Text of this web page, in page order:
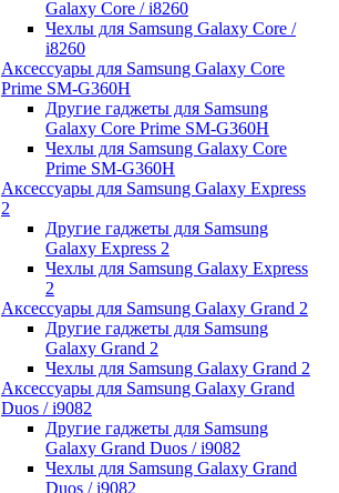
Galaxy Core / i8260
Чехлы для Samsung Galaxy Core /
i8260
Аксессуары для Samsung Galaxy Core
Prime SM-G360H
Другие гаджеты для Samsung
Galaxy Core Prime SM-G360H
Чехлы для Samsung Galaxy Core
Prime SM-G360H
Аксессуары для Samsung Galaxy Express
2
Другие гаджеты для Samsung
Galaxy Express 2
Чехлы для Samsung Galaxy Express
2
Аксессуары для Samsung Galaxy Grand 2
Другие гаджеты для Samsung
Galaxy Grand 2
Чехлы для Samsung Galaxy Grand 2
Аксессуары для Samsung Galaxy Grand
Duos / i9082
Другие гаджеты для Samsung
Galaxy Grand Duos / i9082
Чехлы для Samsung Galaxy Grand
Duos / i9082